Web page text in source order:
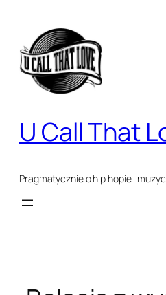
treści
U Call That
Pragmatycznie o hip hopie i